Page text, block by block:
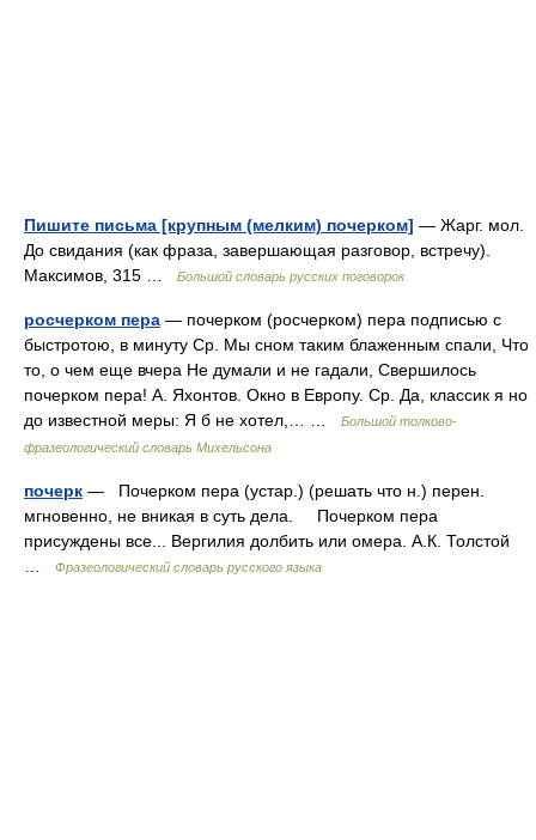
Пишите письма [крупным (мелким) почерком] — Жарг. мол.
До свидания (как фраза, завершающая разговор, встречу).
Максимов, 315 …
Большой словарь русских поговорок
росчерком пера — почерком (росчерком) пера подписью с
быстротою, в минуту Ср. Мы сном таким блаженным спали, Что
то, о чем еще вчера Не думали и не гадали, Свершилось
почерком пера! А. Яхонтов. Окно в Европу. Ср. Да, классик я но
до известной меры: Я б не хотел,… …
Большой толково-
фразеологический словарь Михельсона
почерк — Почерком пера (устар.) (решать что н.) перен.
мгновенно, не вникая в суть дела. Почерком пера
присуждены все... Вергилия долбить или омера. А.К. Толстой
Фразеологический словарь русского языка